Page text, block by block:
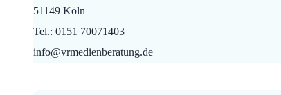
51149 Köln
Tel.: 0151 70071403
info@vrmedienberatung.de